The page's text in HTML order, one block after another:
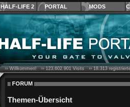
HALF-LIFE 2 PORTAL MODS
›› Willkommen! ››123.602.901Visits ››18.313
FORUM
Themen-Übersicht